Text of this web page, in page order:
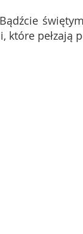
które pełzają